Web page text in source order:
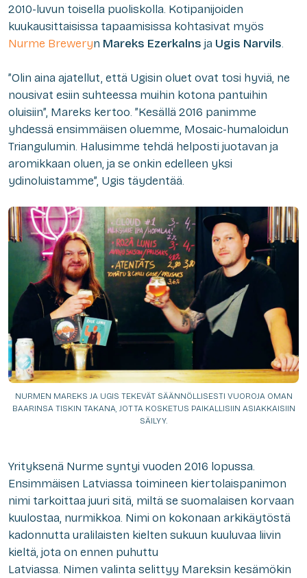
2010-luvun toisella puoliskolla. Kotipanijoiden
kuukausittaisissa tapaamisissa kohtasivat myös
Nurme Breweryn Mareks Ezerkalns ja Ugis Narvils.
”Olin aina ajatellut, että Ugisin oluet ovat tosi hyviä, ne
nousivat esiin suhteessa muihin kotona pantuihin
oluisiin”, Mareks kertoo. ”Kesällä 2016 panimme
yhdessä ensimmäisen oluemme, Mosaic-humaloidun
Triangulumin. Halusimme tehdä helposti juotavan ja
aromikkaan oluen, ja se onkin edelleen yksi
ydinoluistamme”, Ugis täydentää.
NURMEN MAREKS JA UGIS TEKEVÄT SÄÄNNÖLLISESTI VUOROJA OMAN
BAARINSA TISKIN TAKANA, JOTTA KOSKETUS PAIKALLISIIN ASIAKKAISIIN
SÄILYY.
Yrityksenä Nurme syntyi vuoden 2016 lopussa.
Ensimmäisen Latviassa toimineen kiertolaispanimon
nimi tarkoittaa juuri sitä, miltä se suomalaisen korvaan
kuulostaa, nurmikkoa. Nimi on kokonaan arkikäytöstä
kadonnutta uralilaisten kielten sukuun kuuluvaa liivin
kieltä, jota on ennen puhuttu
Latviassa. Nimen valinta selittyy Mareksin kesämökin